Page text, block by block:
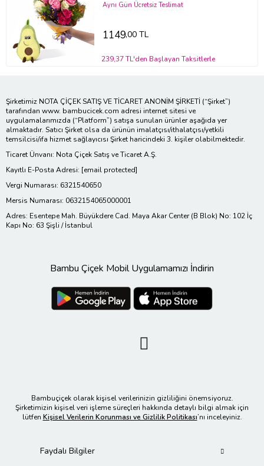
Aynı Gün Ücretsiz Teslimat
1149,00 TL
239,37 TL'den Başlayan Taksitlerle
Şirketimiz NOTA ÇİÇEK SATIŞ VE TİCARET ANONİM ŞİRKETİ (“Şirket”)
tarafından www. bambucicek.com adresi internet sitesi ve
uygulamalarımızda (“Platform”) satışa sunulan ürünler aşağıda yer
almaktadır. Satıcı Şirket olsa da ürünün imalatçısı/ithalatçısı/yetkili
temsilcisi/ifa hizmet sağlayıcısı Şirket haricindeki 3. kişiler olabilmektedir.
Ticaret Ünvanı: Nota Çiçek Satış ve Ticaret A.Ş.
Kayıtlı E-Posta Adresi: [email protected]
Vergi Numarası: 6321540650
Mersis Numarası: 0632154065000001
Adres: Esentepe Mah. Büyükdere Cad. Maya Akar Center (B Blok) No: 102 İç
Kapı No: 63 Şişli / İstanbul
Bambu Çiçek Mobil Uygulamamızı İndirin
Bambuçiçek olarak kişisel verilerinizin gizliliğini önemsiyoruz.
Şirketimizin kişisel veri işleme süreçleri hakkında detaylı bilgi almak için
lütfen Kişisel Verilerin Korunması ve Gizlilik Politikası’nı inceleyiniz.
Faydalı Bilgiler